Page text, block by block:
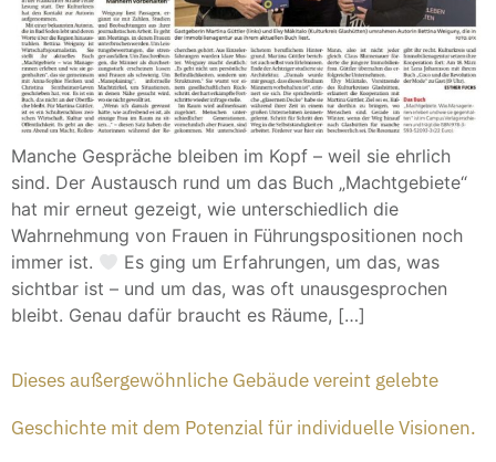
Manche Gespräche bleiben im Kopf – weil sie ehrlich
sind. Der Austausch rund um das Buch „Machtgebiete“
hat mir erneut gezeigt, wie unterschiedlich die
Wahrnehmung von Frauen in Führungspositionen noch
immer ist.
Es ging um Erfahrungen, um das, was
sichtbar ist – und um das, was oft unausgesprochen
bleibt. Genau dafür braucht es Räume, […]
Dieses außergewöhnliche Gebäude vereint gelebte
Geschichte mit dem Potenzial für individuelle Visionen.